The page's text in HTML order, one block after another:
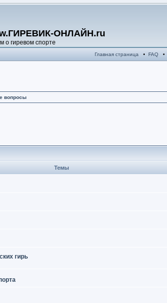
ОНЛАЙН.ru
о гиревом спорте
Главная страница • FAQ•
вопросы
Темы
гирь